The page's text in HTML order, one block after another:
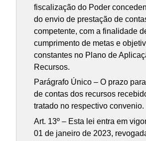
fiscalização do Poder
do envio de prestação de
competente, com a finalidade
cumprimento de metas e
constantes no Plano de
Recursos.
Parágrafo Único – O prazo
de contas dos recursos
tratado no respectivo convenio.
Art. 13º – Esta lei entra em
01 de janeiro de 2023,